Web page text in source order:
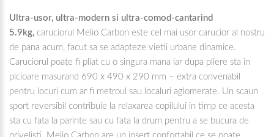
Ultra-usor, ultra-modern si ultra-comod-cantarind
5.9kg, caruciorul Melio Carbon este cel mai usor carucior al nostru
de pana acum, facut sa se adapteze vietii urbane dinamice.
Caruciorul poate fi pliat cu o singura mana iar dupa pliere sta in
picioare masurand 690 x 490 x 290 mm – extra convenabil
pentru locuri cum ar fi metroul sau localuri aglomerate. Un scaun
sport reversibil contribuie la relaxarea copilului in timp ce acesta
sta cu fata la parinte sau cu fata la drum pentru a se bucura de